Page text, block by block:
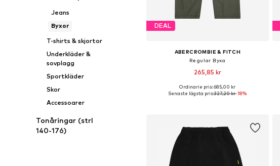
Jeans
Byxor
T-shirts & skjortor
Underkläder &
sovplagg
Sportkläder
Skor
Accessoarer
Tonåringar (strl
140-176)
DEAL
ABERCROMBIE & FITCH
Regular Byxa
265,85 kr
Tillgänglig i många storlekar
Ordinarie pris: 685,00 kr
Senaste lägsta pris:327,20 kr-18%